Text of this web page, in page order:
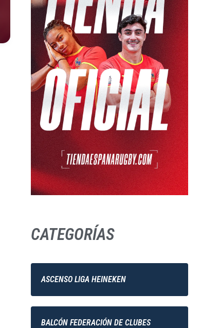
CATEGORÍAS
ASCENSO LIGA HEINEKEN
BALCÓN FEDERACIÓN DE CLUBES